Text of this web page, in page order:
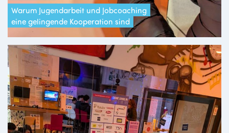
Warum Jugendarbeit und Jobcoaching
eine gelingende Kooperation sind